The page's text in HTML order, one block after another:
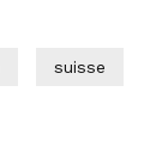
suisse